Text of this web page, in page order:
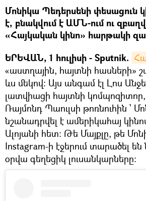
Մոնիկա Պեդերսենի փեսացուն
է, բնակվում է ԱՄՆ-ում ու
«Հայկական կինո» հարթակի
ԵՐԵՎԱՆ, 1 հուլիսի - Sputnik.
«աստղային, հայտնի հասների»
ևս մեկով։ Այս անգամ էլ Լոս
լատվիացի հայտնի
Ռայմոնդ Պաուլսի թոռնուհին ՝
նշանադրվել է ամերիկահայ
Ալոյանի հետ։ Թե Մայքլը, թե
Instagram-ի էջերում տարածել
օրվա գեղեցիկ լուսանկարները։